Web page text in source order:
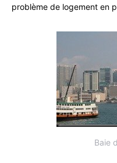
problème de logement en
Baie